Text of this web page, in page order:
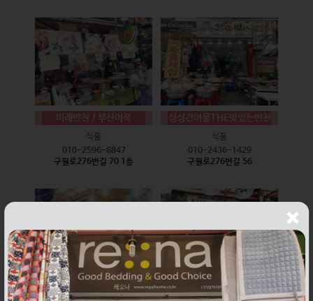
미래반찬 / 부산어묵
식품
010-2596-8847
구월로276번길 70 1층
싱싱건어물THE맛있는반찬
식품
010-2436-1429
구월로276번길 56
웰빙즉석손두부 윤하네건어물